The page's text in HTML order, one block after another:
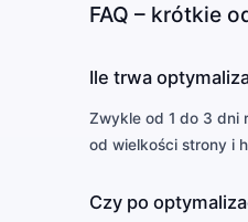
FAQ – krótkie
Ile trwa
Zwykle od 1 do 3 dni
od wielkości strony i
Czy po